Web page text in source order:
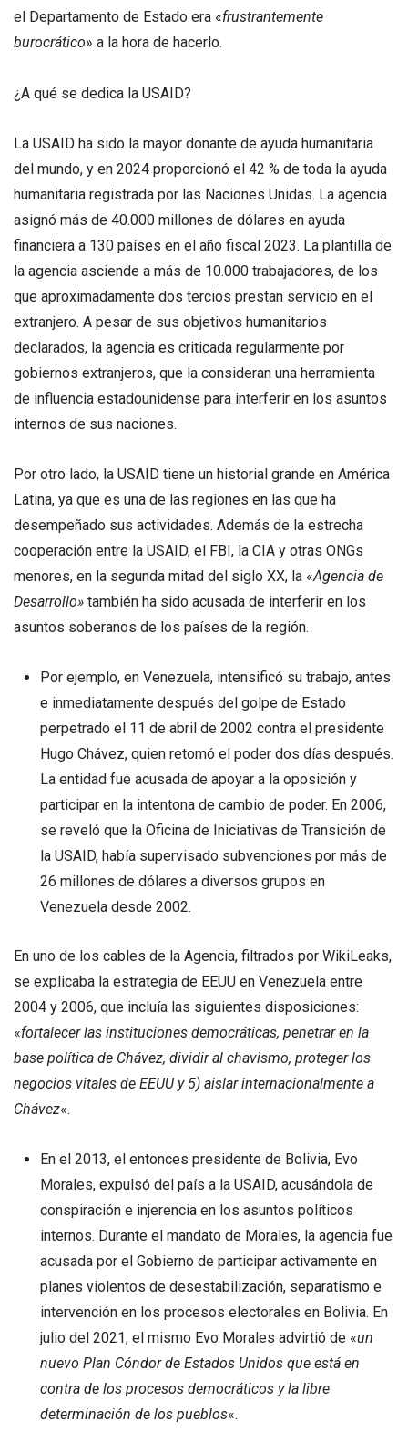
el Departamento de Estado era «frustrantemente
burocrático» a la hora de hacerlo.
¿A qué se dedica la USAID?
La USAID ha sido la mayor donante de ayuda humanitaria
del mundo, y en 2024 proporcionó el 42 % de toda la ayuda
humanitaria registrada por las Naciones Unidas. La agencia
asignó más de 40.000 millones de dólares en ayuda
financiera a 130 países en el año fiscal 2023. La plantilla de
la agencia asciende a más de 10.000 trabajadores, de los
que aproximadamente dos tercios prestan servicio en el
extranjero. A pesar de sus objetivos humanitarios
declarados, la agencia es criticada regularmente por
gobiernos extranjeros, que la consideran una herramienta
de influencia estadounidense para interferir en los asuntos
internos de sus naciones.
Por otro lado, la USAID tiene un historial grande en América
Latina, ya que es una de las regiones en las que ha
desempeñado sus actividades. Además de la estrecha
cooperación entre la USAID, el FBI, la CIA y otras ONGs
menores, en la segunda mitad del siglo XX, la «Agencia de
Desarrollo» también ha sido acusada de interferir en los
asuntos soberanos de los países de la región.
Por ejemplo, en Venezuela, intensificó su trabajo, antes
e inmediatamente después del golpe de Estado
perpetrado el 11 de abril de 2002 contra el presidente
Hugo Chávez, quien retomó el poder dos días después.
La entidad fue acusada de apoyar a la oposición y
participar en la intentona de cambio de poder. En 2006,
se reveló que la Oficina de Iniciativas de Transición de
la USAID, había supervisado subvenciones por más de
26 millones de dólares a diversos grupos en
Venezuela desde 2002.
En uno de los cables de la Agencia, filtrados por WikiLeaks,
se explicaba la estrategia de EEUU en Venezuela entre
2004 y 2006, que incluía las siguientes disposiciones:
«fortalecer las instituciones democráticas, penetrar en la
base política de Chávez, dividir al chavismo, proteger los
negocios vitales de EEUU y 5) aislar internacionalmente a
Chávez«.
En el 2013, el entonces presidente de Bolivia, Evo
Morales, expulsó del país a la USAID, acusándola de
conspiración e injerencia en los asuntos políticos
internos. Durante el mandato de Morales, la agencia fue
acusada por el Gobierno de participar activamente en
planes violentos de desestabilización, separatismo e
intervención en los procesos electorales en Bolivia. En
julio del 2021, el mismo Evo Morales advirtió de «un
nuevo Plan Cóndor de Estados Unidos que está en
contra de los procesos democráticos y la libre
determinación de los pueblos«.